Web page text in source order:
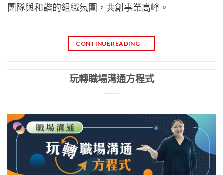
團隊與和諧的組織氛圍，共創事業高峰。
CONTINUE READING →
玩轉職場溝通方程式